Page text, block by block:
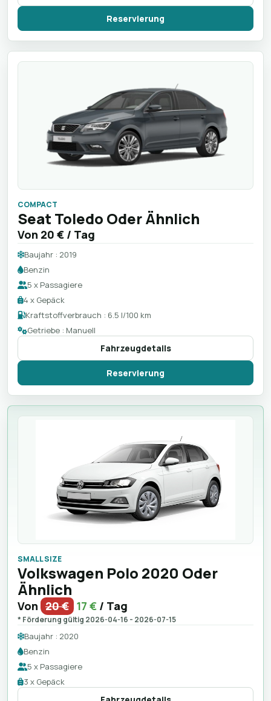
Reservierung
COMPACT
Seat Toledo Oder Ähnlich
Von 20 € / Tag
Baujahr : 2019
Benzin
5 x Passagiere
4 x Gepäck
Kraftstoffverbrauch : 6.5 l/100 km
Getriebe : Manuell
Fahrzeugdetails
Reservierung
SMALL SIZE
Volkswagen Polo 2020 Oder
Ähnlich
Von 20 € 17 € / Tag
* Förderung gültig 2026-04-16 - 2026-07-15
Baujahr : 2020
Benzin
5 x Passagiere
3 x Gepäck